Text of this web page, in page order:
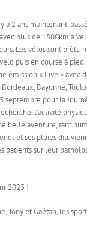
2 ans maintenant,
plus de 1500km à
Les vélos sont prêts,
puis en course à
émission « Live » avec
Bayonne,
pour la
l’activité
belle aventure, tant
et ses pluies
sur leur
2023 !
et Gaétan, les